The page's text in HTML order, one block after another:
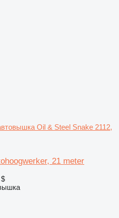
Oil & Steel Snake 2112,
21 meter